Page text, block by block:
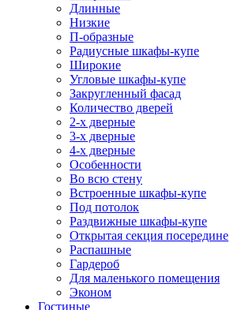
Длинные
Низкие
П-образные
Радиусные шкафы-купе
Широкие
Угловые шкафы-купе
Закругленный фасад
Количество дверей
2-х дверные
3-х дверные
4-х дверные
Особенности
Во всю стену
Встроенные шкафы-купе
Под потолок
Раздвижные шкафы-купе
Открытая секция посередине
Распашные
Гардероб
Для маленького помещения
Эконом
Гостиные